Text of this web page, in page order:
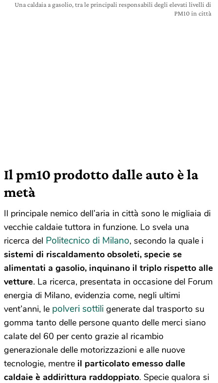
Una caldaia a gasolio, tra le principali responsabili degli elevati livelli di
PM10 in città
Il pm10 prodotto dalle auto è la
metà
Il principale nemico dell’aria in città sono le migliaia di
vecchie caldaie tuttora in funzione. Lo svela una
ricerca del Politecnico di Milano, secondo la quale i
sistemi di riscaldamento obsoleti, specie se
alimentati a gasolio, inquinano il triplo rispetto alle
vetture. La ricerca, presentata in occasione del Forum
energia di Milano, evidenzia come, negli ultimi
vent’anni, le polveri sottili generate dal trasporto su
gomma tanto delle persone quanto delle merci siano
calate del 60 per cento grazie al ricambio
generazionale delle motorizzazioni e alle nuove
tecnologie, mentre il particolato emesso dalle
caldaie è addirittura raddoppiato. Specie qualora si